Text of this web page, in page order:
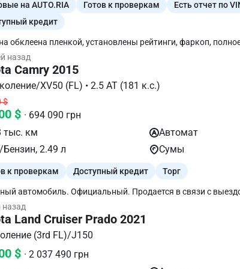
на AUTO.RIA Готов к проверкам
Есть отчет по
кредит
обклеена пленкой, установлены рейтинги, фаркоп,
официальная машина, сервисное обслуживание у
назад
Camry 2015
VII поколение/XV50 (FL) • 2.5 АТ (181 к.с.)
$
$ · 694 090 грн
тыс. км
Автомат
Бензин, 2.49 л
Сумы
к проверкам Доступный кредит Торг
автомобиль. Официальный. Продается в связи с
область. Viber Telegramm
назад
Land Cruiser Prado 2021
(3rd FL)/J150
$ · 2 037 490 грн